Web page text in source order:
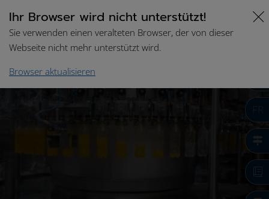
Ihr Browser wird nicht unterstützt!
Sie verwenden einen veralteten Browser, der von dieser
Webseite nicht mehr unterstützt wird.
Browser aktualisieren